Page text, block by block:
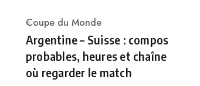
Category
Coupe du Monde
Argentine – Suisse : compos
probables, heures et chaîne
où regarder le match